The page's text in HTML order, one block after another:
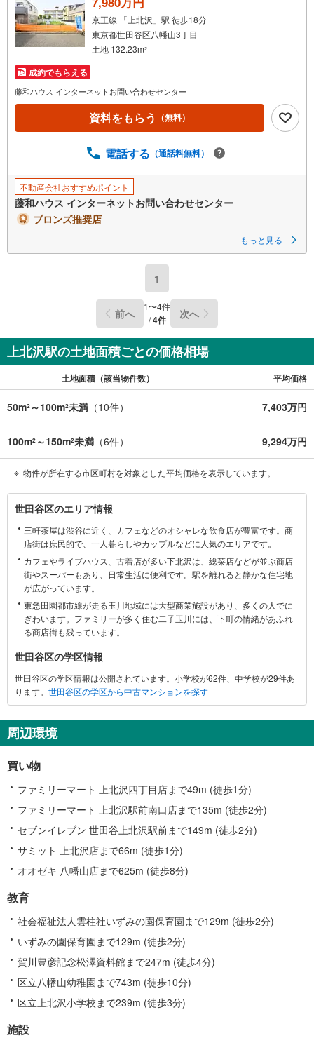
京王線 「上北沢」駅 徒歩18分
東京都世田谷区八幡山3丁目
土地 132.23m2
成約でもらえる
藤和ハウス インターネットお問い合わせセンター
資料をもらう （無料）
電話する （通話料無料）
不動産会社おすすめポイント
藤和ハウス インターネットお問い合わせセンター
ブロンズ推奨店
もっと見る
1
前へ 1〜4件
/4件 次へ
上北沢駅の土地面積ごとの価格相場
土地面積（該当物件数） 平均価格
50m2 ～100m2未満 （10件） 7,403万円
100m2 ～150m2未満 （6件） 9,294万円
物件が所在する市区町村を対象とした平均価格を表示しています。
世
田
谷
区
に
関
す
る
世田谷区のエリア情報
三軒茶屋は渋谷に近く、カフェなどのオシャレな飲食店が豊富です。商
店街は庶民的で、一人暮らしやカップルなどに人気のエリアです。
カフェやライブハウス、古着店が多い下北沢は、総菜店などが並ぶ商店
街やスーパーもあり、日常生活に便利です。駅を離れると静かな住宅地
が広がっています。
東急田園都市線が走る玉川地域には大型商業施設があり、多くの人でに
ぎわいます。ファミリーが多く住む二子玉川には、下町の情緒があふれ
る商店街も残っています。
世田谷区の学区情報
世田谷区の学区情報は公開されています。小学校が62件、中学校が29件あ
ります。 世田谷区の学区から中古マンションを探す
周辺環境
買い物
ファミリーマート 上北沢四丁目店まで49m (徒歩1分)
ファミリーマート 上北沢駅前南口店まで135m (徒歩2分)
セブンイレブン 世田谷上北沢駅前まで149m (徒歩2分)
サミット 上北沢店まで66m (徒歩1分)
オオゼキ 八幡山店まで625m (徒歩8分)
教育
社会福祉法人雲柱社いずみの園保育園まで129m (徒歩2分)
いずみの園保育園まで129m (徒歩2分)
賀川豊彦記念松澤資料館まで247m (徒歩4分)
区立八幡山幼稚園まで743m (徒歩10分)
区立上北沢小学校まで239m (徒歩3分)
施設